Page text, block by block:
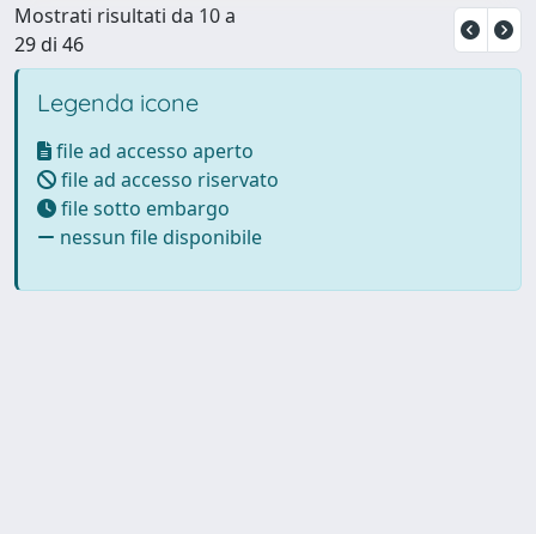
Mostrati risultati da 10 a
29 di 46
Legenda icone
file ad accesso aperto
file ad accesso riservato
file sotto embargo
nessun file disponibile